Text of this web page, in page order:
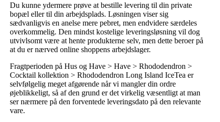
Du kunne ydermere prøve at bestille levering til din private
bopæl eller til din arbejdsplads. Løsningen viser sig
sædvanligvis en anelse mere pebret, men endvidere særdeles
overkommelig. Den mindst kostelige leveringsløsning vil dog
utvivlsomt være at hente produkterne selv, men dette beroer på
at du er nærved online shoppens arbejdslager.
Fragtperioden på Hus og Have > Have > Rhododendron >
Cocktail kollektion > Rhododendron Long Island IceTea er
selvfølgelig meget afgørende når vi mangler din ordre
øjeblikkeligt, så af den grund er det virkelig væsentligt at man
ser nærmere på den forventede leveringsdato på den relevante
vare.